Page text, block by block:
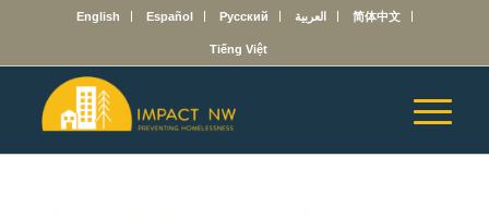
English Español Русский العربية 简体中文
Tiếng Việt